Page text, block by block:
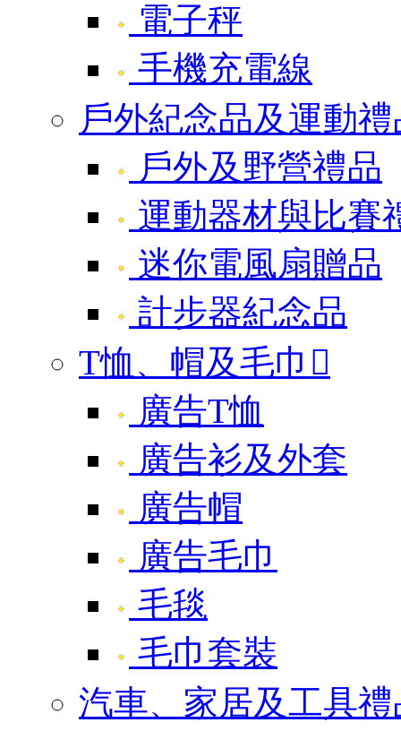
電子秤
手機充電線
戶外紀念品及運動
戶外及野營禮品
運動器材與比賽
迷你電風扇贈品
計步器紀念品
T恤、帽及毛巾 
廣告T恤
廣告衫及外套
廣告帽
廣告毛巾
毛毯
毛巾套裝
汽車、家居及工具禮